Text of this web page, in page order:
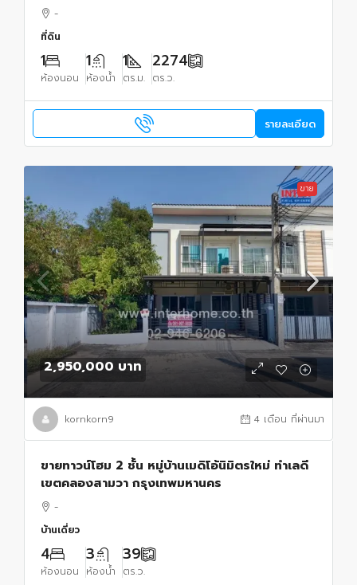
-
ที่ดิน
1
ห้องนอน
1
ห้องน้ำ
1
ตร.ม.
2274
ตร.ว.
รายละเอียด
ขาย
2,950,000 บาท
kornkorn9 4 เดือน ที่ผ่านมา
ขายทาวน์โฮม 2 ชั้น หมู่บ้านเมดิโอ้นิมิตรใหม่ ทำเลดี
เขตคลองสามวา กรุงเทพมหานคร
-
บ้านเดี่ยว
4
ห้องนอน
3
ห้องน้ำ
39
ตร.ว.